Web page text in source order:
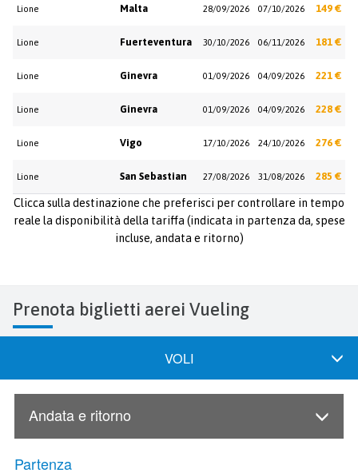
Lione Malta 28/09/2026 07/10/2026 149 €
Lione Fuerteventura 30/10/2026 06/11/2026 181 €
Lione Ginevra 01/09/2026 04/09/2026 221 €
Lione Ginevra 01/09/2026 04/09/2026 228 €
Lione Vigo 17/10/2026 24/10/2026 276 €
Lione San Sebastian 27/08/2026 31/08/2026 285 €
Clicca sulla destinazione che preferisci per controllare in tempo
reale la disponibilità della tariffa (indicata in partenza da, spese
incluse, andata e ritorno)
Prenota biglietti aerei Vueling